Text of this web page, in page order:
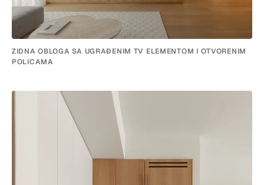
ZIDNA OBLOGA SA UGRAĐENIM TV ELEMENTOM I OTVORENIM
POLICAMA